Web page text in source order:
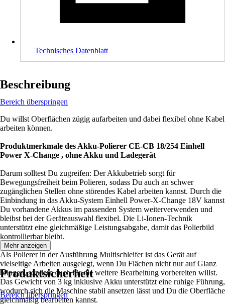
Technisches Datenblatt
Beschreibung
Bereich überspringen
Du willst Oberflächen zügig aufarbeiten und dabei flexibel ohne Kabel
arbeiten können.
Produktmerkmale des Akku-Polierer CE-CB 18/254 Einhell
Power X-Change , ohne Akku und Ladegerät
Darum solltest Du zugreifen: Der Akkubetrieb sorgt für
Bewegungsfreiheit beim Polieren, sodass Du auch an schwer
zugänglichen Stellen ohne störendes Kabel arbeiten kannst. Durch die
Einbindung in das Akku-System Einhell Power-X-Change 18V kannst
Du vorhandene Akkus im passenden System weiterverwenden und
bleibst bei der Geräteauswahl flexibel. Die Li-Ionen-Technik
unterstützt eine gleichmäßige Leistungsabgabe, damit das Polierbild
kontrollierbar bleibt.
Als Polierer in der Ausführung Multischleifer ist das Gerät auf
vielseitige Arbeiten ausgelegt, wenn Du Flächen nicht nur auf Glanz
bringen, sondern auch für die weitere Bearbeitung vorbereiten willst.
Das Gewicht von 3 kg inklusive Akku unterstützt eine ruhige Führung,
wodurch sich die Maschine stabil ansetzen lässt und Du die Oberfläche
gleichmäßig bearbeiten kannst.
Mehr anzeigen
Produktsicherheit
Bereich überspringen